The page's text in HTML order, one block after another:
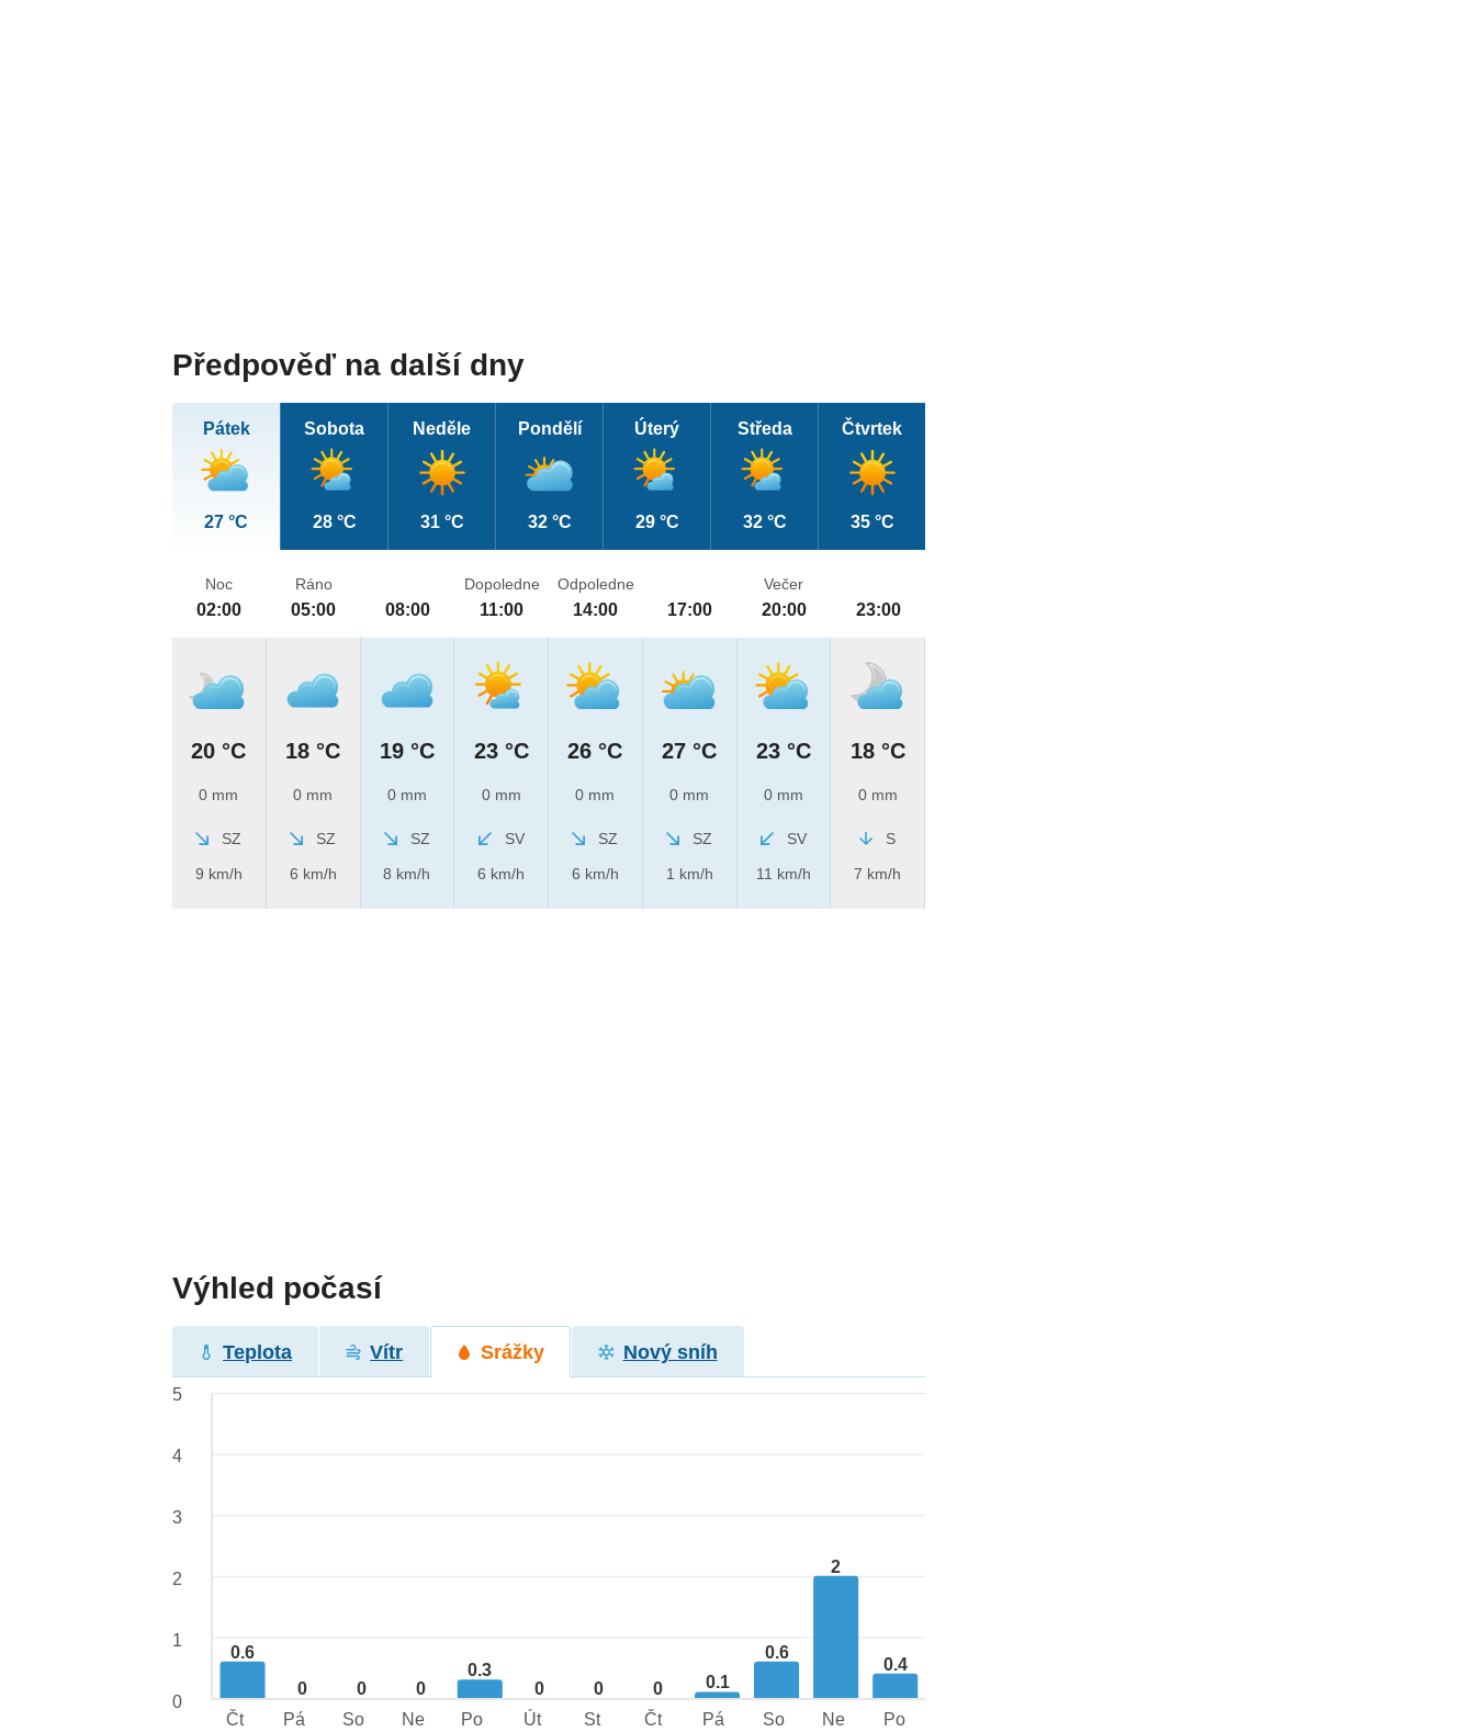
Předpověď na další dny
Pátek
27 °C
Sobota
28 °C
Neděle
31 °C
Pondělí
32 °C
Úterý
29 °C
Středa
32 °C
Čtvrtek
35 °C
Noc
02:00
20 °C
0 mm
SZ
9 km/h
Ráno
05:00
18 °C
0 mm
SZ
6 km/h
08:00
19 °C
0 mm
SZ
8 km/h
Dopoledne
11:00
23 °C
0 mm
SV
6 km/h
Odpoledne
14:00
26 °C
0 mm
SZ
6 km/h
17:00
27 °C
0 mm
SZ
1 km/h
Večer
20:00
23 °C
0 mm
SV
11 km/h
23:00
18 °C
0 mm
S
7 km/h
Výhled počasí
Teplota Vítr Srážky Nový sníh
0.6
0 0 0
0.3
0 0 0 0.1
0.6
2
0.4
5
4
3
2
1
0
Čt
Pá So Ne Po Út St Čt Pá So Ne Po